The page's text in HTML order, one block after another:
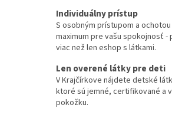
Individuálny prístup
S osobným prístupom a
maximum pre vašu spokojnosť
viac než len eshop s látkami.
Len overené látky pre deti
V Krajčírkove nájdete detské
ktoré sú jemné, certifikované a
pokožku.